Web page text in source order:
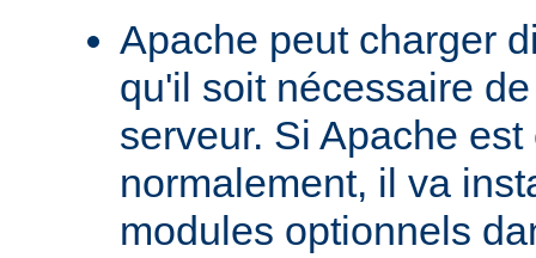
Apache peut charger
qu'il soit nécessaire
serveur. Si Apache
normalement, il va
modules optionnels